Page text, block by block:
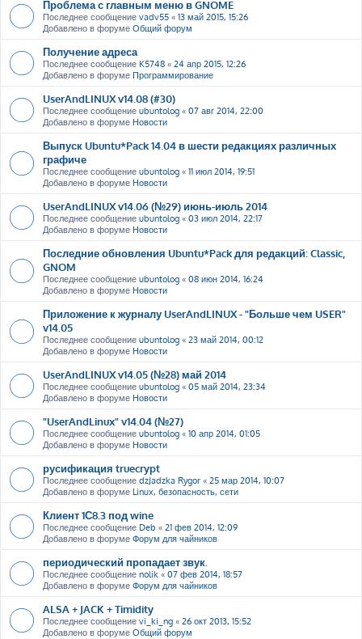
Проблема с главным меню в GNOME
Последнее сообщение vadv55 « 13 май 2015, 15:26
Добавлено в форуме Общий форум
Получение адреса
Последнее сообщение K5748 « 24 апр 2015, 12:26
Добавлено в форуме Программирование
UserAndLINUX v14.08 (#30)
Последнее сообщение ubuntolog « 07 авг 2014, 22:00
Добавлено в форуме Новости
Выпуск Ubuntu*Pack 14.04 в шести редакциях различных
графиче
Последнее сообщение ubuntolog « 11 июл 2014, 19:51
Добавлено в форуме Новости
UserAndLINUX v14.06 (№29) июнь-июль 2014
Последнее сообщение ubuntolog « 03 июл 2014, 22:17
Добавлено в форуме Новости
Последние обновления Ubuntu*Pack для редакций: Classic,
GNOM
Последнее сообщение ubuntolog « 08 июн 2014, 16:24
Добавлено в форуме Новости
Приложение к журналу UserAndLINUX - "Больше чем USER"
v14.05
Последнее сообщение ubuntolog « 23 май 2014, 00:12
Добавлено в форуме Новости
UserAndLINUX v14.05 (№28) май 2014
Последнее сообщение ubuntolog « 05 май 2014, 23:34
Добавлено в форуме Новости
"UserAndLinux" v14.04 (№27)
Последнее сообщение ubuntolog « 10 апр 2014, 01:05
Добавлено в форуме Новости
русификация truecrypt
Последнее сообщение dzJadzka Rygor « 25 мар 2014, 10:07
Добавлено в форуме Linux, безопасность, сети
Клиент 1С8.3 под wine
Последнее сообщение Deb « 21 фев 2014, 12:09
Добавлено в форуме Форум для чайников
периодический пропадает звук.
Последнее сообщение nolik « 07 фев 2014, 18:57
Добавлено в форуме Форум для чайников
ALSA + JACK + Timidity
Последнее сообщение vi_ki_ng « 26 окт 2013, 15:52
Добавлено в форуме Общий форум